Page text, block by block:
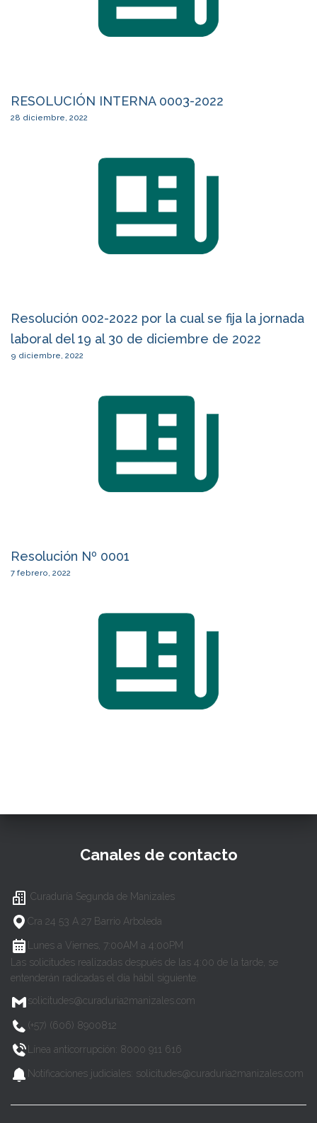
RESOLUCIÓN INTERNA 0003-2022
28 diciembre, 2022
Resolución 002-2022 por la cual se fija la jornada
laboral del 19 al 30 de diciembre de 2022
9 diciembre, 2022
Resolución Nº 0001
7 febrero, 2022
Canales de contacto
Curaduría Segunda de Manizales
Cra 24 53 A 27 Barrio Arboleda
Lunes a Viernes, 7:00AM a 4:00PM
Las solicitudes realizadas después de las 4:00 de la tarde, se
entenderán radicadas el día hábil siguiente.
solicitudes@curaduria2manizales.com
(+57) (606) 8900812
Línea anticorrupción: 8000 911 616
Notificaciones judiciales: solicitudes@curaduria2manizales.com